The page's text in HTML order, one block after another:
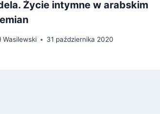
Życie intymne w arabskim
Wasilewski 31 października 2020